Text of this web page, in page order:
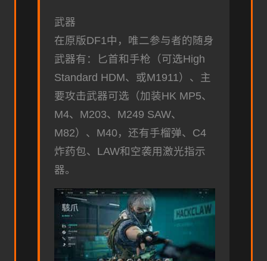
武器
在原版DF1中，唯二参与者的随身
武器有：匕首和手枪（可选High
Standard HDM、或M1911）、主
要攻击武器可选（加装HK MP5、
M4、M203、M249 SAW、
M82）、M40，还有手榴弹、C4
炸药包、LAW和空袭用激光指示
器。